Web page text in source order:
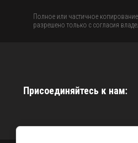
Полное или частичное
разрешено только с согласия
Присоединяйтесь к нам: